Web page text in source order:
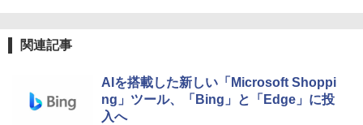
11インチカラーディスプレイ、64GBスト
レージ、ノート機能搭載、明るさ自動調
整、色調調節ライト、プレミアムペン付
関連記事
AIを搭載した新しい「Microsoft Shoppi
ng」ツール、「Bing」と「Edge」に投
入へ